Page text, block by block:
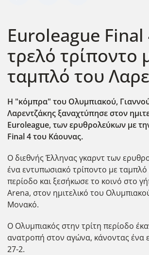
Euroleague Final
τρελό τρίποντο
ταμπλό του
Η "κόμπρα" του Ολυμπιακού,
Λαρεντζάκης ξαναχτύπησε στον
Euroleague, των ερυθρολεύκων με
Final 4 του Κάουνας.
Ο διεθνής Έλληνας γκαρντ των
ένα εντυπωσιακό τρίποντο με ταμπλό
περίοδο και ξεσήκωσε το κοινό στο
Arena, στον ημιτελικό του
Μονακό.
Ο Ολυμπιακός στην τρίτη περίοδο
ανατροπή στον αγώνα, κάνοντας ένα
27-2.